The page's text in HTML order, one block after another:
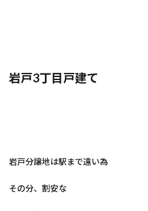
岩戸3丁目戸建て
岩戸分譲地は駅まで遠い為
その分、割安な